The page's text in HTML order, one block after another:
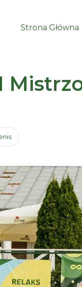
Strona Główna